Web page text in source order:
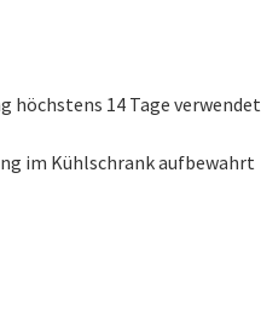
höchstens 14 Tage verwendet
im Kühlschrank aufbewahrt